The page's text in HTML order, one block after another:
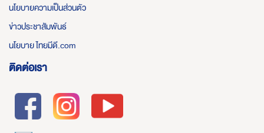
นโยบายความเป็นส่วนตัว
ข่าวประชาสัมพันธ์
นโยบาย ไทยมีดี.com
ติดต่อเรา